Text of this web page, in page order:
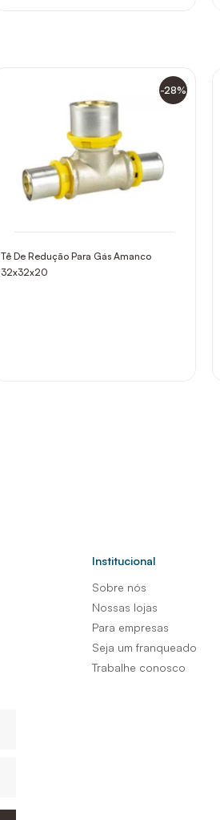
-28%
Tê De Redução Para Gás Amanco
32x32x20
Institucional
Sobre nós
Nossas lojas
Para empresas
Seja um franqueado
Trabalhe conosco